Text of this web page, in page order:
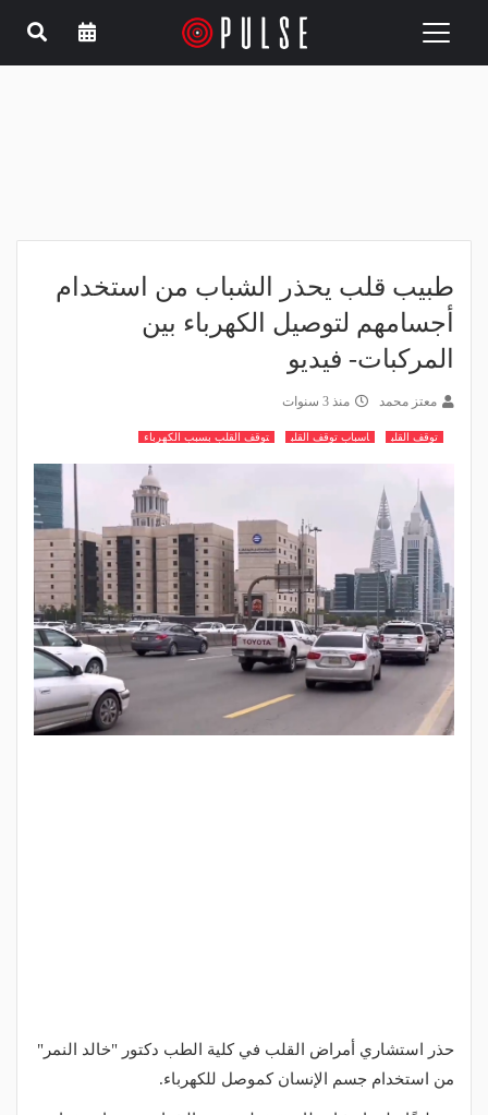
Toggle
طبيب قلب يحذر الشباب من استخدام
أجسامهم لتوصيل الكهرباء بين
المركبات- فيديو
معتز محمد منذ 3 سنوات
توقف القلب اسباب توقف القلب توقف القلب بسبب الكهرباء
حذر استشاري أمراض القلب في كلية الطب دكتور "خالد النمر"
من استخدام جسم الإنسان كموصل للكهرباء.